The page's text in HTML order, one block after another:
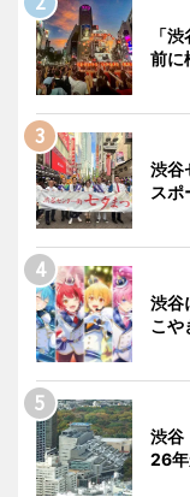
「
前に
渋谷
スポ
渋谷
こや
渋谷
26